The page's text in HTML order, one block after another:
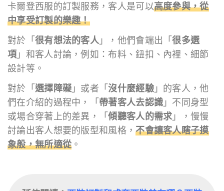
卡爾登西服的訂製服務，客人是可以高度參與，從
中享受訂製的樂趣！
對於「 很有想法的客人 」，他們會端出「很多選
項 」和客人討論，例如：布料、鈕扣、內裡、細節
設計等。
對於「 選擇障礙 」或者「沒什麼經驗」的客人，他
們在介紹的過程中，「 帶著客人去認識 」不同身型
或場合穿著上的差異，「傾聽客人的需求 」，慢慢
討論出客人想要的版型和風格，不會讓客人瞎子摸
象般，無所適從 。